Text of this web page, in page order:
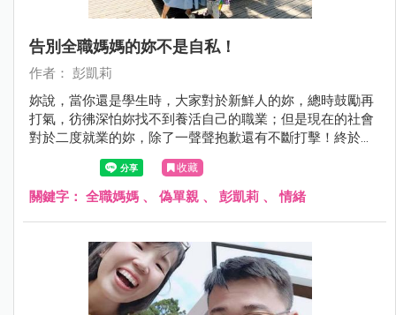
告別全職媽媽的妳不是自私！
作者： 彭凱莉
妳說，當你還是學生時，大家對於新鮮人的妳，總時鼓勵再
打氣，彷彿深怕妳找不到養活自己的職業；但是現在的社會
對於二度就業的妳，除了一聲聲抱歉還有不斷打擊！終於，
找了一份喜歡且有目標的工作，卻還得顧慮家人的想法、生
活和感受。妳問我，如果堅持出門工作，是不是太自私？
收藏
關鍵字： 全職媽媽 、 偽單親 、 彭凱莉 、情緒